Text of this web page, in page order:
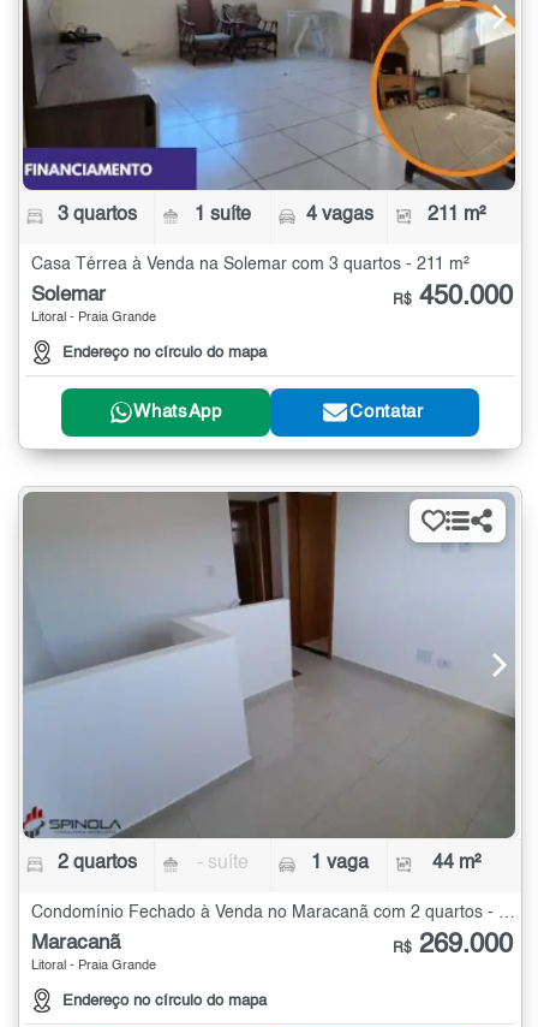
3 quartos 1 suíte 4 vagas 211 m²
Casa Térrea à Venda na Solemar com 3 quartos - 211 m²
Solemar
Litoral - Praia Grande
Endereço no círculo do mapa
R$ 450.000
WhatsApp Contatar
2 quartos - suíte 1 vaga 44 m²
Condomínio Fechado à Venda no Maracanã com 2 quartos - 44 m²
Maracanã
Litoral - Praia Grande
Endereço no círculo do mapa
R$ 269.000